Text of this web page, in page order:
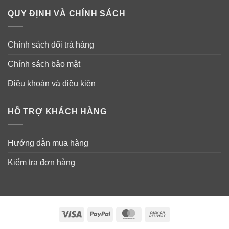
QUY ĐỊNH VÀ CHÍNH SÁCH
Chính sách đổi trả hàng
Chính sách bảo mật
Điều khoản và điều kiện
HỖ TRỢ KHÁCH HÀNG
Hướng dẫn mua hàng
Kiểm tra đơn hàng
Visa PayPal MasterCard